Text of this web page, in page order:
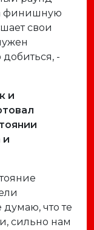
финишную
свои
добиться, -
и
и
что те
сильно нам